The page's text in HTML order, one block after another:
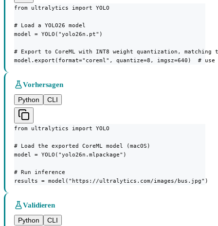
from ultralytics import YOLO
# Load a YOLO26 model
model = YOLO("yolo26n.pt")
# Export to CoreML with INT8 weight quantization,
model.export(format="coreml", quantize=8, imgsz=640)  #
Vorhersagen
Python
CLI
from ultralytics import YOLO
# Load the exported CoreML model (macOS)
model = YOLO("yolo26n.mlpackage")
# Run inference
results = model("https://ultralytics.com/images/bus.jpg")
Validieren
Python
CLI